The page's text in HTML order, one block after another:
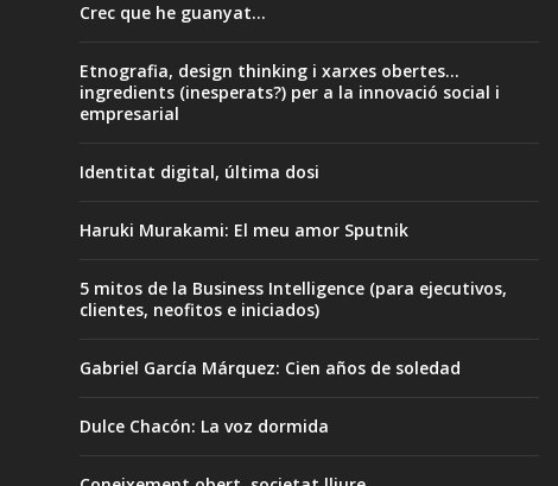
Crec que he guanyat...
Etnografia, design thinking i xarxes obertes...
ingredients (inesperats?) per a la innovació social i
empresarial
Identitat digital, última dosi
Haruki Murakami: El meu amor Sputnik
5 mitos de la Business Intelligence (para ejecutivos,
clientes, neofitos e iniciados)
Gabriel García Márquez: Cien años de soledad
Dulce Chacón: La voz dormida